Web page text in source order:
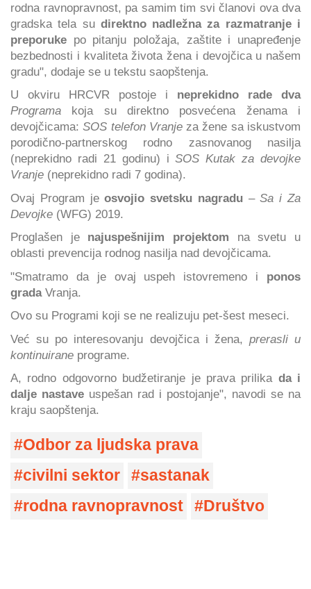
rodna ravnopravnost, pa samim tim svi članovi ova dva
gradska tela su direktno nadležna za razmatranje i
preporuke po pitanju položaja, zaštite i unapređenje
bezbednosti i kvaliteta života žena i devojčica u našem
gradu", dodaje se u tekstu saopštenja.
U okviru HRCVR postoje i neprekidno rade dva
Programa koja su direktno posvećena ženama i
devojčicama: SOS telefon Vranje za žene sa iskustvom
porodično-partnerskog rodno zasnovanog nasilja
(neprekidno radi 21 godinu) iSOS Kutak za devojke
Vranje (neprekidno radi 7 godina).
Ovaj Program jeosvojio svetsku nagradu–Sa i Za
Devojke (WFG) 2019.
Proglašen je najuspešnijim projektom na svetu u
oblasti prevencija rodnog nasilja nad devojčicama.
"Smatramo da je ovaj uspeh istovremeno i ponos
gradaVranja.
Ovo su Programi koji se ne realizuju pet-šest meseci.
Već su po interesovanju devojčica i žena, prerasli u
kontinuirane programe.
A, rodno odgovorno budžetiranje je prava prilika da i
dalje nastave uspešan rad i postojanje", navodi se na
kraju saopštenja.
Odbor za ljudska prava
civilni sektor
sastanak
rodna ravnopravnost
Društvo